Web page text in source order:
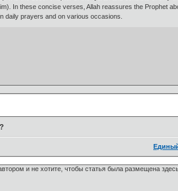
In these concise verses, Allah reassures the Prophet
daily prayers and on various occasions.
и не хотите, чтобы статья была размещена